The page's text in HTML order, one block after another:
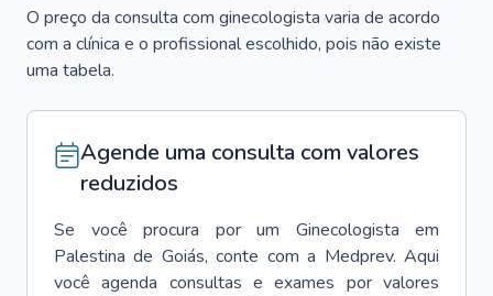
O preço da consulta com ginecologista varia de acordo
com a clínica e o profissional escolhido, pois não existe
uma tabela.
Agende uma consulta com valores
reduzidos
Se você procura por um Ginecologista
em
Palestina de Goiás, conte com a Medprev. Aqui
você agenda consultas e exames por valores